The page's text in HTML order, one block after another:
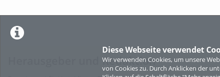
Diese Webseite verwendet
Wir verwenden Cookies, um unsere
von Cookies zu. Durch Anklicken der
Herausgeber und Redaktion